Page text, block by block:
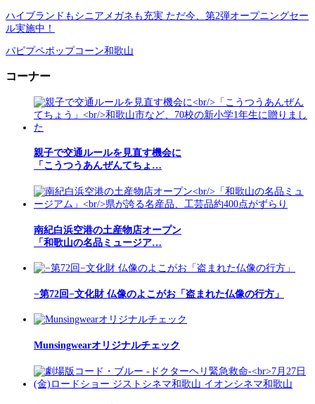
ハイブランドもシニアメガネも充実 ただ今、第2弾オープニングセー
ル実施中！
パピプペポップコーン和歌山
コーナー
親子で交通ルールを見直す機会に
「こうつうあんぜんてちょ…
南紀白浜空港の土産物店オープン
「和歌山の名品ミュージア…
−第72回−文化財 仏像のよこがお「盗まれた仏像の行方」
Munsingwearオリジナルチェック